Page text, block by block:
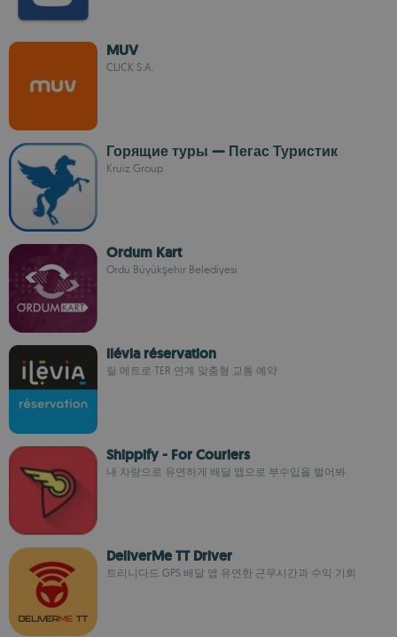
MUV
CLICK S.A.
Горящие туры — Пегас Туристик
Kruiz Group
Ordum Kart
Ordu Büyükşehir Belediyesi
ilévia réservation
릴 메트로·TER 연계 맞춤형 교통 예약
Shippify - For Couriers
내 차량으로 유연하게 배달 앱으로 부수입을 벌어봐
DeliverMe TT Driver
트리니다드 GPS 배달 앱 유연한 근무시간과 수익 기회